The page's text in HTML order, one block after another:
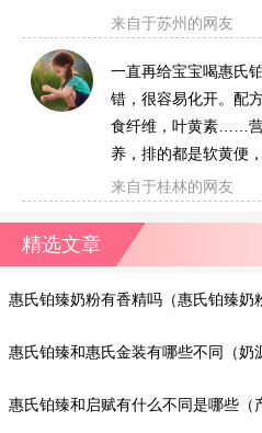
来自于苏州的网友
一直再给宝宝喝惠氏
错，很容易化开。配
食纤维，叶黄素……
养，排的都是软黄便
来自于桂林的网友
精选文章
惠氏铂臻奶粉有香精吗（惠氏铂臻奶
惠氏铂臻和惠氏金装有哪些不同（奶
惠氏铂臻和启赋有什么不同是哪些（